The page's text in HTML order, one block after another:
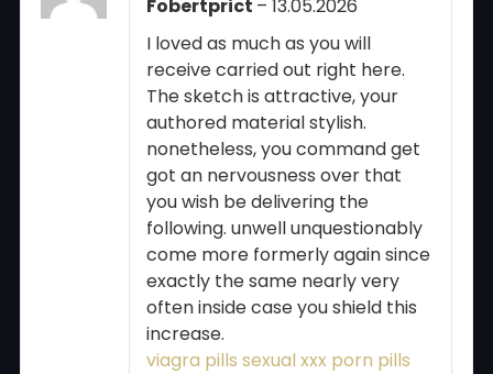
Rated4
Fobertprict – 13.05.2026
I loved as much as you will
receive carried out right here.
The sketch is attractive, your
authored material stylish.
nonetheless, you command get
got an nervousness over that
you wish be delivering the
following. unwell unquestionably
come more formerly again since
exactly the same nearly very
often inside case you shield this
increase.
viagra pills sexual xxx porn pills